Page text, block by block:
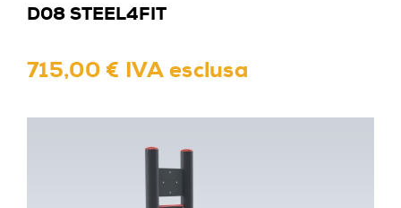
D08 STEEL4FIT
715,00 € IVA esclusa